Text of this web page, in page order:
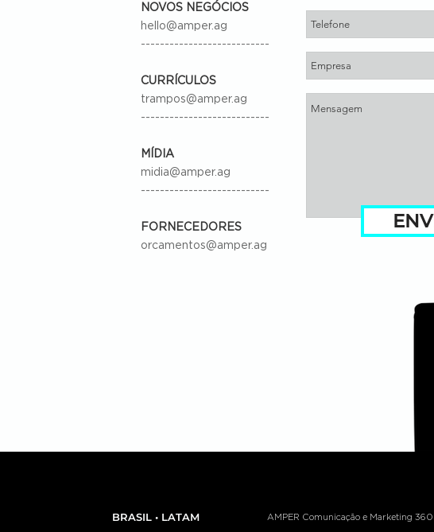
NOVOS NEGÓCIOS
hello@amper.ag
---------------------------
CURRÍCULOS
trampos@amper.ag
---------------------------
MÍDIA
midia@amper.ag
---------------------------
FORNECEDORES
orcamentos@amper.ag
BRASIL • LATAM AMPER Comunicação e Marketing 360